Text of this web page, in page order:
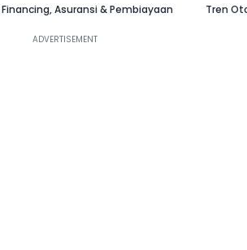
Financing, Asuransi & Pembiayaan Tren